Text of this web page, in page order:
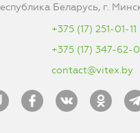
Беларусь, г.
+375 (17) 251-01-11
+375 (17) 347-62-
contact@vitex.by